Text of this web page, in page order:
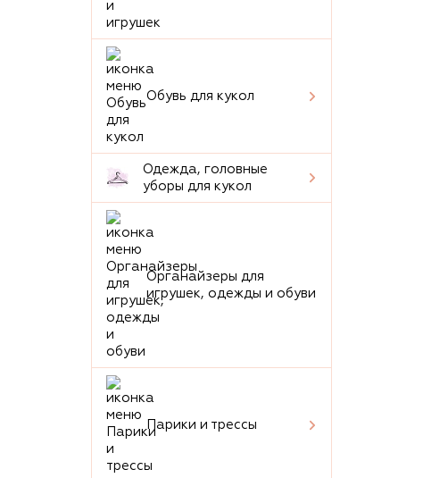
Обувь для кукол
Одежда, головные
уборы для кукол
Органайзеры для
игрушек, одежды и обуви
Парики и трессы